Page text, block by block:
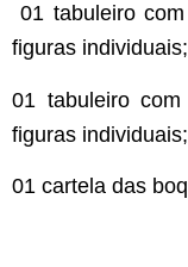
01 tabuleiro
figuras individuais;
01 tabuleiro
figuras individuais;
01 cartela das